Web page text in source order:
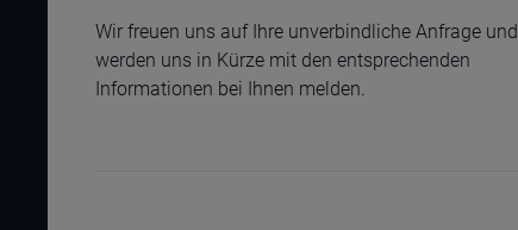
Wir freuen uns auf Ihre unverbindliche Anfrage und
werden uns in Kürze mit den entsprechenden
Informationen bei Ihnen melden.